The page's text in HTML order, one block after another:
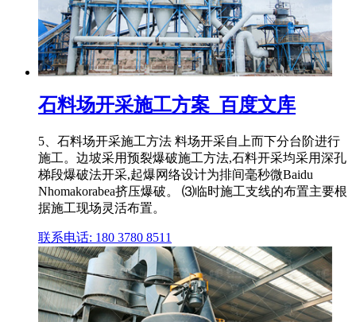
石料场开采施工方案_百度文库
5、石料场开采施工方法 料场开采自上而下分台阶进行
施工。边坡采用预裂爆破施工方法,石料开采均采用深孔
梯段爆破法开采,起爆网络设计为排间毫秒微Baidu
Nhomakorabea挤压爆破。 ⑶临时施工支线的布置主要根
据施工现场灵活布置。
联系电话: 180 3780 8511